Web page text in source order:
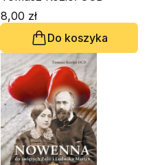
8,00 zł
Do koszyka